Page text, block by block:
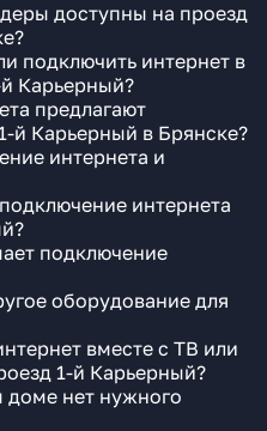
доступны на проезд
подключить интернет в
Карьерный?
предлагают
й Карьерный в Брянске?
интернета и
интернета
подключение
оборудование для
вместе с ТВ или
1-й Карьерный?
доме нет нужного